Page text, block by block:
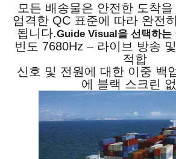
모든 배송물은 안전한 도착
엄격한 QC 표준에 따라 완전
됩니다.Guide Visual을 선택하는
빈도 7680Hz – 라이브 방송
적합
신호 및 전원에 대한 이중 백
에 블랙 스크린